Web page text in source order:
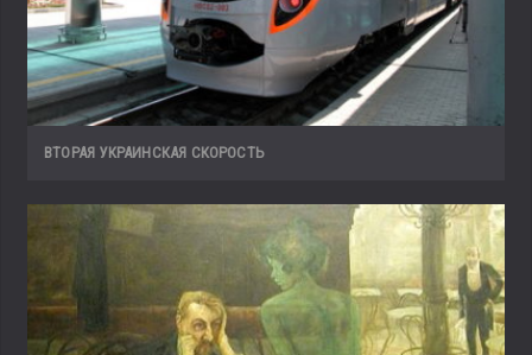
ВТОРАЯ УКРАИНСКАЯ СКОРОСТЬ